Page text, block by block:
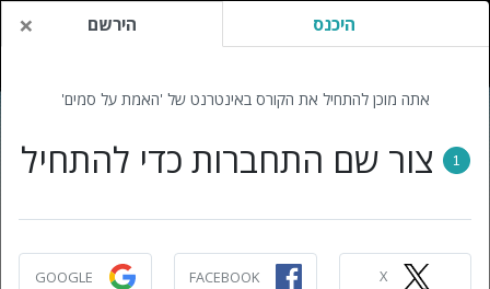
× היכנס הירשם
אתה מוכן להתחיל את הקורס באינטרנט של 'האמת על סמים'
1 צור שם התחברות כדי להתחיל
X
FACEBOOK
GOOGLE